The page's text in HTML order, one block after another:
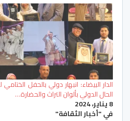
الدار البيضاء: انبهار دولي بالحفل
الحال الدولي بألوان التراث والحضارة…
8 يناير، 2024
في "أخبار الثقافة"